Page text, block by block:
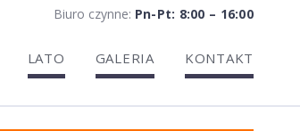
Biuro czynne: Pn-Pt: 8:00 – 16:00
LATO GALERIA KONTAKT